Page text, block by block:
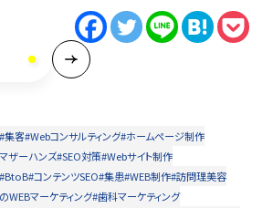
#集客#Webコンサルティング#ホームページ制作
ザーハンズ#SEO対策#Webサイト制作
#コンテンツSEO#集患#WEB制作#訪問理美容
WEBマーケティング#歯科マーケティング